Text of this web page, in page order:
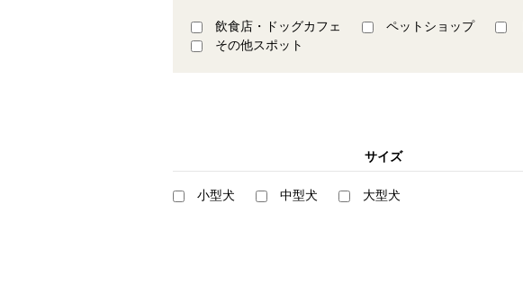
飲食店・ドッグカフェ ペットショップ
その他スポット
サイズ
小型犬 中型犬 大型犬